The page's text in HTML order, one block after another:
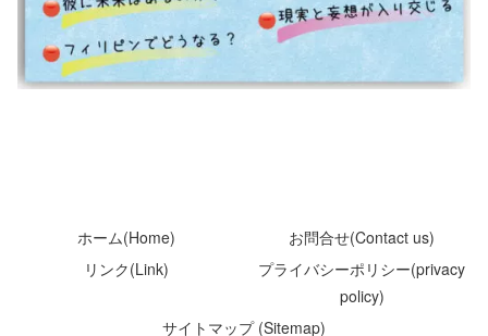
ホーム(Home)
お問合せ(Contact us)
リンク(Link)
プライバシーポリシー(privacy
policy)
サイトマップ (Sitemap)